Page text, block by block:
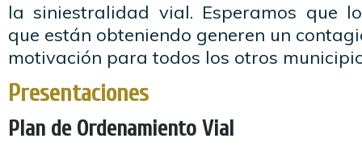
la siniestralidad vial. Esperamos que
que están obteniendo generen un
motivación para todos los otros
Presentaciones
Plan de Ordenamiento Vial